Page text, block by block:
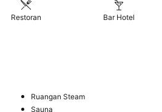
Restoran Bar Hotel
Ruangan Steam
Sauna